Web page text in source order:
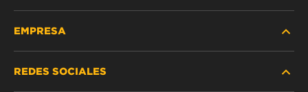
VEHÍCULOS LIVIANOS Y COMERCIALES
EMPRESA
REDES SOCIALES